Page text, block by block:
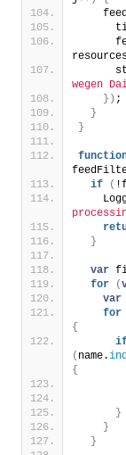
wegen
} ) ;
}
}
if
(
}
var
for
(
var
for
{
( name.
{
}
}
}